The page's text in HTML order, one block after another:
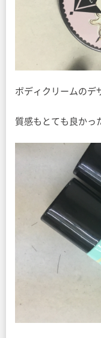
ボディクリームのデ
質感もとても良かっ